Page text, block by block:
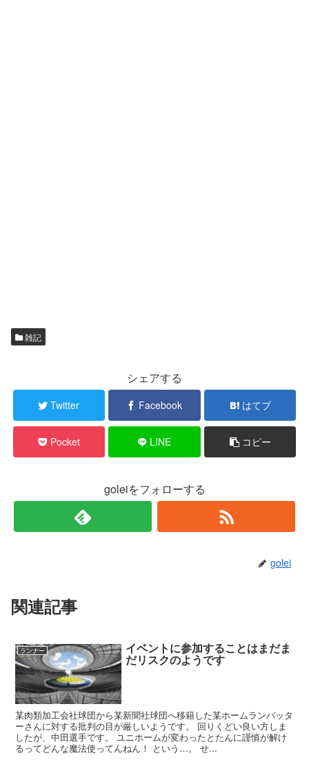
雑記
シェアする
Twitter Facebook はてブ
Pocket LINE コピー
goleiをフォローする
golei
関連記事
ランナー イベントに参加することはまだま
だリスクのようです
某肉類加工会社球団から某新聞社球団へ移籍した某ホームランバッタ
ーさんに対する批判の目が厳しいようです。 回りくどい良い方しま
したが、中田選手です。 ユニホームが変わったとたんに謹慎が解け
るってどんな魔法使ってんねん！ という…。 せ...